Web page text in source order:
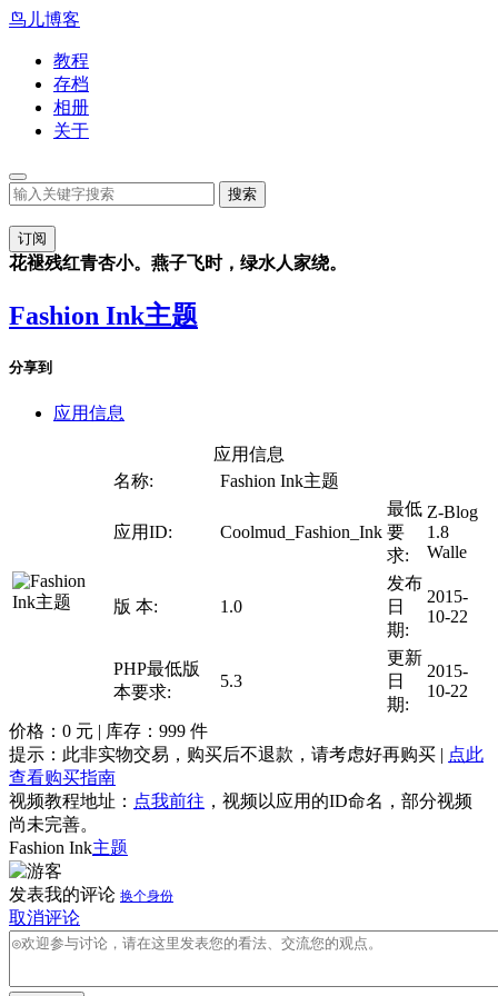
鸟儿博客
教程
存档
相册
关于
订阅
花褪残红青杏小。燕子飞时，绿水人家绕。
Fashion Ink主题
分享到
应用信息
应用信息
名称:
Fashion Ink主题
应用ID: Coolmud_Fashion_Ink
最低
要
求:
Z-Blog
1.8
Walle
版 本: 1.0
发布
日
期:
2015-
10-22
PHP最低版
本要求:
5.3
更新
日
期:
2015-
10-22
价格： 0 元 | 库存： 999 件
提示：此非实物交易，购买后不退款，请考虑好再购买 | 点此
查看购买指南
视频教程地址： 点我前往 ，视频以应用的ID命名，部分视频
尚未完善。
Fashion Ink主题
发表我的评论 换个身份
取消评论